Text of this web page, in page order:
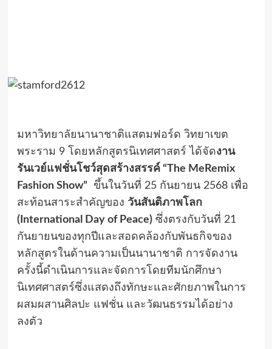
มหาวิทยาลัยนานาชาติแสตมฟอร์ด วิทยาเขต
พระราม 9 โดยหลักสูตรนิเทศศาสตร์ ได้จัดงาน
รันเวย์แฟชั่นโชว์สุดสร้างสรรค์ “ The MeRemix
Fashion Show”ขึ้นในวันที่ 25 กันยายน 2568 เพื่อ
สะท้อนสาระสำคัญของ วันสันติภาพโลก
( International Day of Peace)ซึ่งตรงกับวันที่ 21
กันยายนของทุกปีและสอดคล้องกับพันธกิจของ
หลักสูตรในด้านความเป็นนานาชาติ การจัดงาน
ครั้งนี้ดำเนินการและจัดการโดยทีมนักศึกษา
นิเทศศาสตร์ซึ่งแสดงถึงทักษะและศักยภาพในการ
ผสมผสานศิลปะ แฟชั่น และวัฒนธรรมได้อย่าง
ลงตัว